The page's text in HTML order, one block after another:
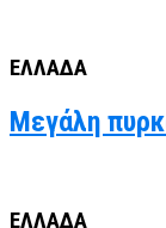
ΕΛΛΑΔΑ
Μεγάλη
ΕΛΛΑΔΑ